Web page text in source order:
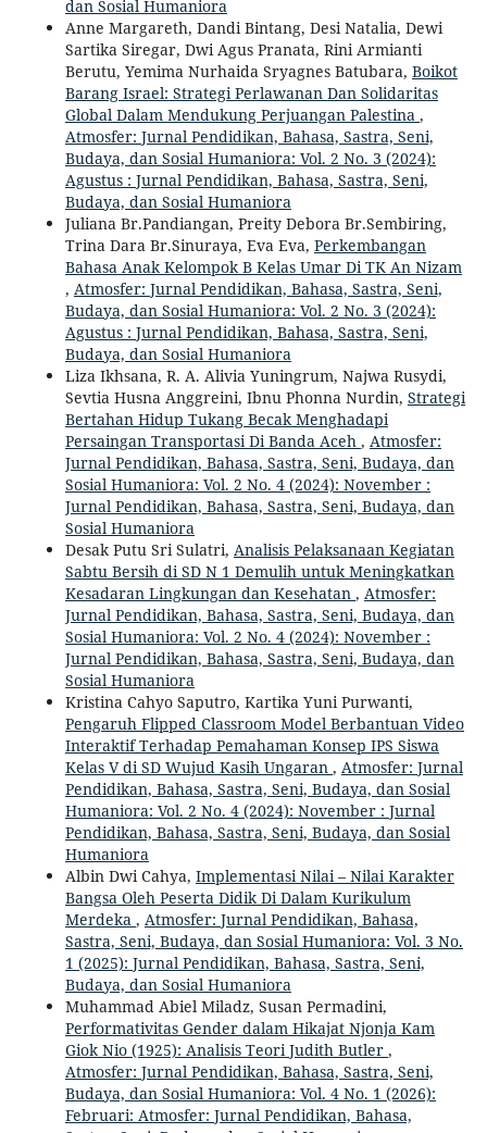
dan Sosial Humaniora
Anne Margareth, Dandi Bintang, Desi Natalia, Dewi
Sartika Siregar, Dwi Agus Pranata, Rini Armianti
Berutu, Yemima Nurhaida Sryagnes Batubara, Boikot
Barang Israel: Strategi Perlawanan Dan Solidaritas
Global Dalam Mendukung Perjuangan Palestina ,
Atmosfer: Jurnal Pendidikan, Bahasa, Sastra, Seni,
Budaya, dan Sosial Humaniora: Vol. 2 No. 3 (2024):
Agustus : Jurnal Pendidikan, Bahasa, Sastra, Seni,
Budaya, dan Sosial Humaniora
Juliana Br.Pandiangan, Preity Debora Br.Sembiring,
Trina Dara Br.Sinuraya, Eva Eva, Perkembangan
Bahasa Anak Kelompok B Kelas Umar Di TK An Nizam
, Atmosfer: Jurnal Pendidikan, Bahasa, Sastra, Seni,
Budaya, dan Sosial Humaniora: Vol. 2 No. 3 (2024):
Agustus : Jurnal Pendidikan, Bahasa, Sastra, Seni,
Budaya, dan Sosial Humaniora
Liza Ikhsana, R. A. Alivia Yuningrum, Najwa Rusydi,
Sevtia Husna Anggreini, Ibnu Phonna Nurdin, Strategi
Bertahan Hidup Tukang Becak Menghadapi
Persaingan Transportasi Di Banda Aceh , Atmosfer:
Jurnal Pendidikan, Bahasa, Sastra, Seni, Budaya, dan
Sosial Humaniora: Vol. 2 No. 4 (2024): November :
Jurnal Pendidikan, Bahasa, Sastra, Seni, Budaya, dan
Sosial Humaniora
Desak Putu Sri Sulatri, Analisis Pelaksanaan Kegiatan
Sabtu Bersih di SD N 1 Demulih untuk Meningkatkan
Kesadaran Lingkungan dan Kesehatan , Atmosfer:
Jurnal Pendidikan, Bahasa, Sastra, Seni, Budaya, dan
Sosial Humaniora: Vol. 2 No. 4 (2024): November :
Jurnal Pendidikan, Bahasa, Sastra, Seni, Budaya, dan
Sosial Humaniora
Kristina Cahyo Saputro, Kartika Yuni Purwanti,
Pengaruh Flipped Classroom Model Berbantuan Video
Interaktif Terhadap Pemahaman Konsep IPS Siswa
Kelas V di SD Wujud Kasih Ungaran , Atmosfer: Jurnal
Pendidikan, Bahasa, Sastra, Seni, Budaya, dan Sosial
Humaniora: Vol. 2 No. 4 (2024): November : Jurnal
Pendidikan, Bahasa, Sastra, Seni, Budaya, dan Sosial
Humaniora
Albin Dwi Cahya, Implementasi Nilai – Nilai Karakter
Bangsa Oleh Peserta Didik Di Dalam Kurikulum
Merdeka , Atmosfer: Jurnal Pendidikan, Bahasa,
Sastra, Seni, Budaya, dan Sosial Humaniora: Vol. 3 No.
1 (2025): Jurnal Pendidikan, Bahasa, Sastra, Seni,
Budaya, dan Sosial Humaniora
Muhammad Abiel Miladz, Susan Permadini,
Performativitas Gender dalam Hikajat Njonja Kam
Giok Nio (1925): Analisis Teori Judith Butler ,
Atmosfer: Jurnal Pendidikan, Bahasa, Sastra, Seni,
Budaya, dan Sosial Humaniora: Vol. 4 No. 1 (2026):
Februari: Atmosfer: Jurnal Pendidikan, Bahasa,